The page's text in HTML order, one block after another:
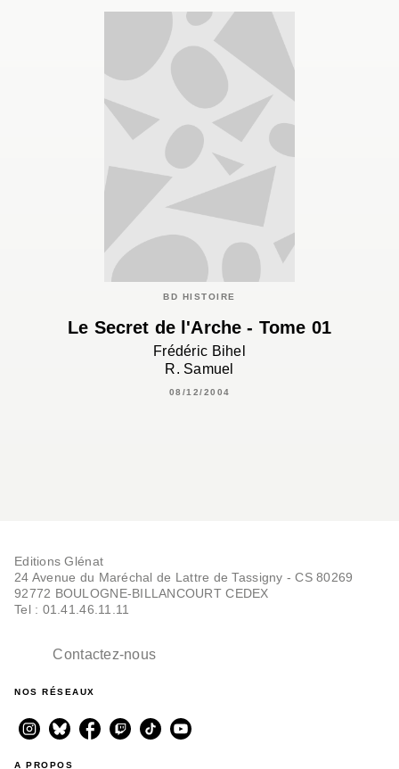
BD HISTOIRE
Le Secret de l'Arche - Tome 01
Frédéric Bihel
R. Samuel
08/12/2004
Editions Glénat
24 Avenue du Maréchal de Lattre de Tassigny - CS 80269
92772 BOULOGNE-BILLANCOURT CEDEX
Tel : 01.41.46.11.11
Contactez-nous
NOS RÉSEAUX
A PROPOS